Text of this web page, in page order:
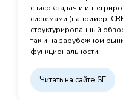
список задач и
системами (например,
структурированный
так и на зарубежном
функциональности.
Читать на сайте SE